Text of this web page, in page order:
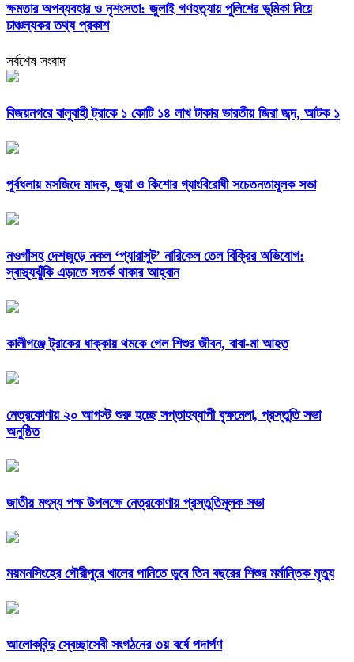
ক্ষমতার অপব্যবহার ও নৃশংসতা: জুলাই গণহত্যায় পুলিশের ভূমিকা নিয়ে
চাঞ্চল্যকর তথ্য প্রকাশ
সর্বশেষ সংবাদ
বিজয়নগরে বালুবাহী ট্রাকে ১ কোটি ১৪ লাখ টাকার ভারতীয় জিরা জব্দ, আটক ১
পূর্বধলায় মসজিদে মাদক, জুয়া ও কিশোর গ্যাংবিরোধী সচেতনতামূলক সভা
নওগাঁসহ দেশজুড়ে নকল ‘প্যারাসুট’ নারিকেল তেল বিক্রির অভিযোগ:
স্বাস্থ্যঝুঁকি এড়াতে সতর্ক থাকার আহ্বান
কালীগঞ্জে ট্রাকের ধাক্কায় থমকে গেল শিশুর জীবন, বাবা-মা আহত
নেত্রকোণায় ২০ আগস্ট শুরু হচ্ছে সপ্তাহব্যাপী বৃক্ষমেলা, প্রস্তুতি সভা
অনুষ্ঠিত
জাতীয় মৎস্য পক্ষ উপলক্ষে নেত্রকোণায় প্রস্তুতিমূলক সভা
ময়মনসিংহের গৌরীপুরে খালের পানিতে ডুবে তিন বছরের শিশুর মর্মান্তিক মৃত্যু
আলোকবিন্দু স্বেচ্ছাসেবী সংগঠনের ৩য় বর্ষে পদার্পণ